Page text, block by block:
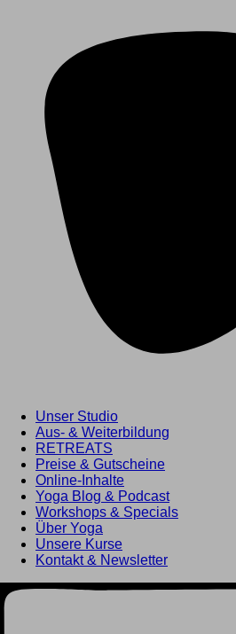
Unser Studio
Aus- & Weiterbildung
RETREATS
Preise & Gutscheine
Online-Inhalte
Yoga Blog & Podcast
Workshops & Specials
Über Yoga
Unsere Kurse
Kontakt & Newsletter
Hier
bin ich
ganz bei mir...